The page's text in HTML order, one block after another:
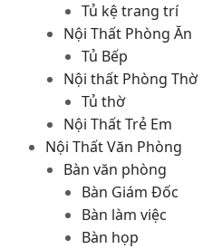
Tủ kệ trang trí
Nội Thất Phòng Ăn
Tủ Bếp
Nội thất Phòng Thờ
Tủ thờ
Nội Thất Trẻ Em
Nội Thất Văn Phòng
Bàn văn phòng
Bàn Giám Đốc
Bàn làm việc
Bàn họp